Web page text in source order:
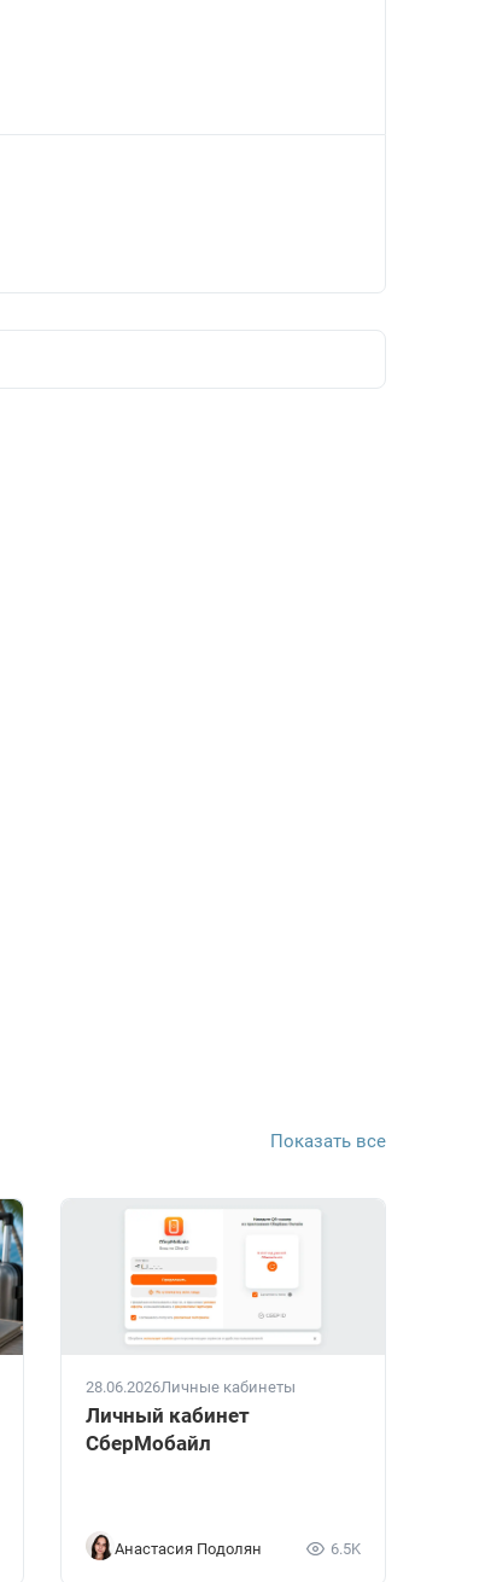
Показать все
28.06.2026Личные кабинеты
Личный кабинет
СберМобайл
Анастасия Подолян 6.5K